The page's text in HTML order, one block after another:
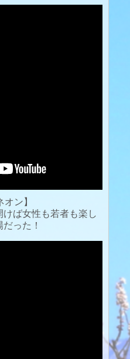
オン】
ば女性も若者も楽し
った！